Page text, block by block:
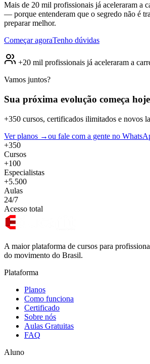
Mais de 20 mil profissionais já aceleraram a
— porque entenderam que o segredo não é
preparar melhor.
Começar agoraTenho dúvidas
+20 mil profissionais já aceleraram a
Vamos juntos?
Sua próxima evolução começa
+350 cursos, certificados ilimitados e novos
Ver planos →ou fale com a gente no
+350
Cursos
+100
Especialistas
+5.500
Aulas
24/7
Acesso total
A maior plataforma de cursos para
do movimento do Brasil.
Plataforma
Planos
Como funciona
Certificado
Sobre nós
Aulas Gratuitas
FAQ
Aluno